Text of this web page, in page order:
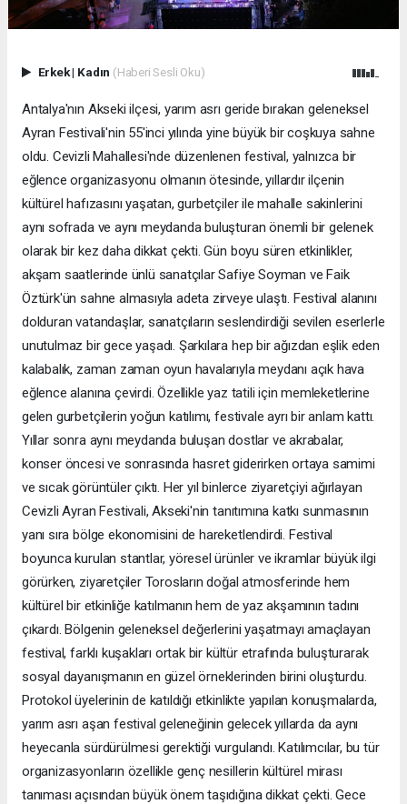
Erkek| Kadın (Haberi Sesli Oku)
Antalya'nın Akseki ilçesi, yarım asrı geride bırakan geleneksel
Ayran Festivali'nin 55'inci yılında yine büyük bir coşkuya sahne
oldu. Cevizli Mahallesi'nde düzenlenen festival, yalnızca bir
eğlence organizasyonu olmanın ötesinde, yıllardır ilçenin
kültürel hafızasını yaşatan, gurbetçiler ile mahalle sakinlerini
aynı sofrada ve aynı meydanda buluşturan önemli bir gelenek
olarak bir kez daha dikkat çekti. Gün boyu süren etkinlikler,
akşam saatlerinde ünlü sanatçılar Safiye Soyman ve Faik
Öztürk'ün sahne almasıyla adeta zirveye ulaştı. Festival alanını
dolduran vatandaşlar, sanatçıların seslendirdiği sevilen eserlerle
unutulmaz bir gece yaşadı. Şarkılara hep bir ağızdan eşlik eden
kalabalık, zaman zaman oyun havalarıyla meydanı açık hava
eğlence alanına çevirdi. Özellikle yaz tatili için memleketlerine
gelen gurbetçilerin yoğun katılımı, festivale ayrı bir anlam kattı.
Yıllar sonra aynı meydanda buluşan dostlar ve akrabalar,
konser öncesi ve sonrasında hasret giderirken ortaya samimi
ve sıcak görüntüler çıktı. Her yıl binlerce ziyaretçiyi ağırlayan
Cevizli Ayran Festivali, Akseki'nin tanıtımına katkı sunmasının
yanı sıra bölge ekonomisini de hareketlendirdi. Festival
boyunca kurulan stantlar, yöresel ürünler ve ikramlar büyük ilgi
görürken, ziyaretçiler Torosların doğal atmosferinde hem
kültürel bir etkinliğe katılmanın hem de yaz akşamının tadını
çıkardı. Bölgenin geleneksel değerlerini yaşatmayı amaçlayan
festival, farklı kuşakları ortak bir kültür etrafında buluşturarak
sosyal dayanışmanın en güzel örneklerinden birini oluşturdu.
Protokol üyelerinin de katıldığı etkinlikte yapılan konuşmalarda,
yarım asrı aşan festival geleneğinin gelecek yıllarda da aynı
heyecanla sürdürülmesi gerektiği vurgulandı. Katılımcılar, bu tür
organizasyonların özellikle genç nesillerin kültürel mirası
tanıması açısından büyük önem taşıdığına dikkat çekti. Gece